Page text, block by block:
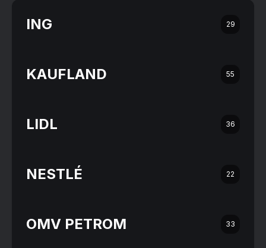
ING 29
KAUFLAND 55
LIDL 36
NESTLÉ 22
OMV PETROM 33